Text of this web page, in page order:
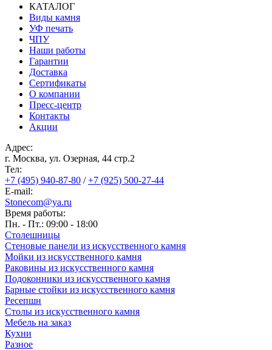
КАТАЛОГ
Виды камня
УФ печать
ЧПУ
Наши работы
Гарантии
Доставка
Сертификаты
О компании
Пресс-центр
Контакты
Акции
Адрес:
г. Москва, ул. Озерная, 44 cтр.2
Тел:
+7 (495) 940-87-80 /+7 (925) 500-27-44
E-mail:
Stonecom@ya.ru
Время работы:
Пн. - Пт.: 09:00 - 18:00
Столешницы
Стеновые панели из искусственного камня
Мойки из искусственного камня
Раковины из искусственного камня
Подоконники из искусственного камня
Барные стойки из искусственного камня
Ресепшн
Cтолы из искусственного камня
Мебель на заказ
Кухни
Разное